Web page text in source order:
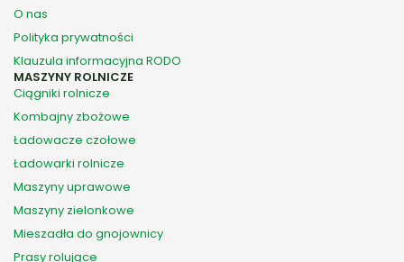
O nas
Polityka prywatności
Klauzula informacyjna RODO
MASZYNY ROLNICZE
Ciągniki rolnicze
Kombajny zbożowe
Ładowacze czołowe
Ładowarki rolnicze
Maszyny uprawowe
Maszyny zielonkowe
Mieszadła do gnojownicy
Prasy rolujące